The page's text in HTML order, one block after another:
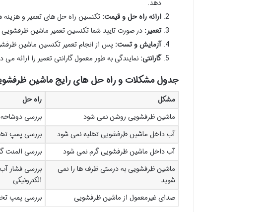
دهد.
ارائه راه حل و قیمت: تکنسین راه حل های تعمیر و هزینه
تعمیر: در صورت تایید شما تکنسین تعمیر ماشین ظرفشویی
آزمایش و تست: پس از انجام تعمیر تکنسین ماشین
گارانتی: نمایندگی به طور معمول گارانتی تعمیر را ارائه می
جدول مشکلات و راه حل های رایج ماشین
مشکل
راه حل
ماشین ظرفشویی روشن نمی شود
بررسی
آب داخل ماشین ظرفشویی تخلیه نمی شود
بررسی پمپ
آب داخل ماشین ظرفشویی گرم نمی شود
بررسی المنت
ماشین ظرفشویی به درستی ظرف ها را نمی
شوید
بررسی فشار
الکترونیکی
صدای غیرمعمول از ماشین ظرفشویی
بررسی پمپ